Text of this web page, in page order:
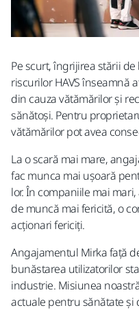
Pe scurt, îngrijirea stării
riscurilor HAVS înseamnă
din cauza vătămărilor și
sănătoși. Pentru
vătămărilor pot avea
La o scară mai mare,
fac munca mai ușoară
lor. În companiile mai
de muncă mai fericită, o
acționari fericiți.
Angajamentul Mirka față
bunăstarea utilizatorilor
industrie. Misiunea
actuale pentru sănătate și